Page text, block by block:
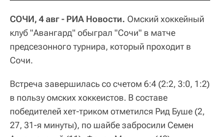
СОЧИ, 4 авг - РИА Новости. Омский хоккейный
клуб "Авангард" обыграл "Сочи" в матче
предсезонного турнира, который проходит в
Сочи.
Встреча завершилась со счетом 6:4 (2:2, 3:0, 1:2)
в пользу омских хоккеистов. В составе
победителей хет-триком отметился Рид Буше (2,
27, 31-я минуты), по шайбе забросили Семен